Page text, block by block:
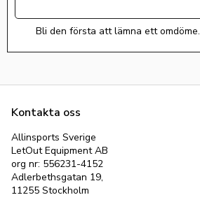
Bli den första att lämna ett omdöme.
Kontakta oss
Allinsports Sverige
LetOut Equipment AB
org nr: 556231-4152
Adlerbethsgatan 19,
11255 Stockholm